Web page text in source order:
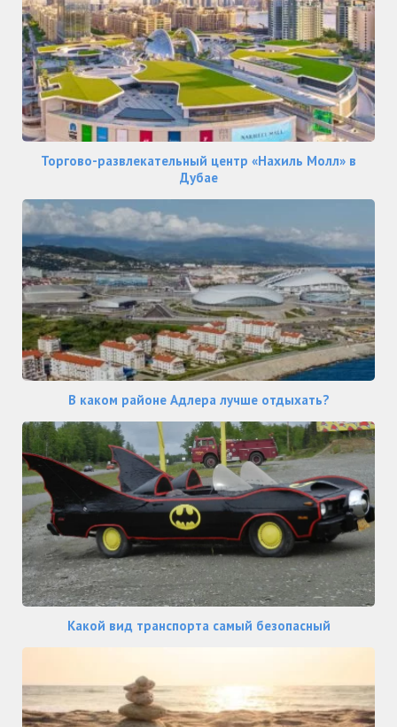
Торгово-развлекательный центр «Нахиль Молл» в
Дубае
В каком районе Адлера лучше отдыхать?
Какой вид транспорта самый безопасный